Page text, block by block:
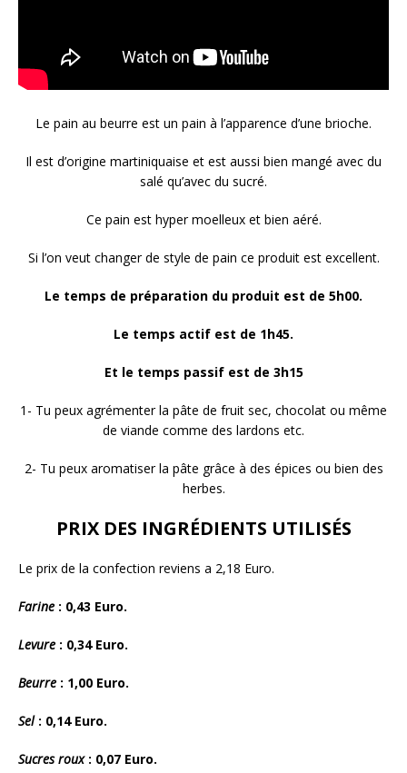
Le pain au beurre est un pain à l’apparence d’une brioche.
Il est d’origine martiniquaise et est aussi bien mangé avec du
salé qu’avec du sucré.
Ce pain est hyper moelleux et bien aéré.
Si l’on veut changer de style de pain ce produit est excellent.
Le temps de préparation du produit est de 5h00.
Le temps actif est de 1h45.
Et le temps passif est de 3h15
1- Tu peux agrémenter la pâte de fruit sec, chocolat ou même
de viande comme des lardons etc.
2- Tu peux aromatiser la pâte grâce à des épices ou bien des
herbes.
PRIX DES INGRÉDIENTS UTILISÉS
Le prix de la confection reviens a 2,18 Euro.
Farine : 0,43 Euro.
Levure : 0,34 Euro.
Beurre : 1,00 Euro.
Sel : 0,14 Euro.
Sucres roux : 0,07 Euro.